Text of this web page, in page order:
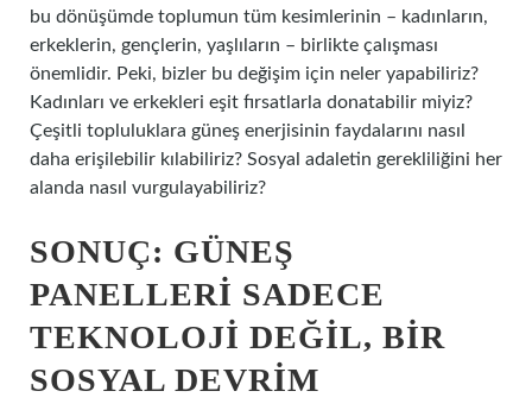
bu dönüşümde toplumun tüm kesimlerinin – kadınların,
erkeklerin, gençlerin, yaşlıların – birlikte çalışması
önemlidir. Peki, bizler bu değişim için neler yapabiliriz?
Kadınları ve erkekleri eşit fırsatlarla donatabilir miyiz?
Çeşitli topluluklara güneş enerjisinin faydalarını nasıl
daha erişilebilir kılabiliriz? Sosyal adaletin gerekliliğini her
alanda nasıl vurgulayabiliriz?
SONUÇ: GÜNEŞ
PANELLERI SADECE
TEKNOLOJI DEĞIL, BIR
SOSYAL DEVRIM